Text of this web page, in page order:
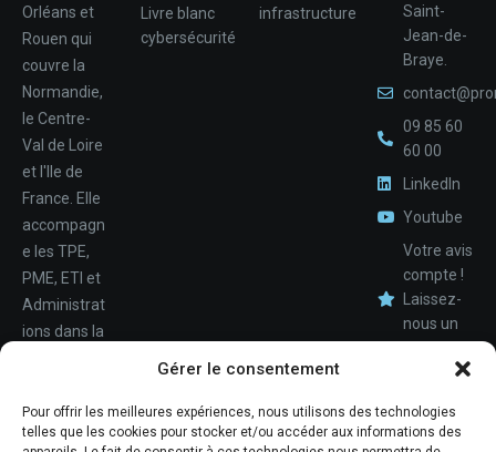
Gérer le consentement
Pour offrir les meilleures expériences, nous utilisons des technologies
telles que les cookies pour stocker et/ou accéder aux informations des
Téléphone
Orléans et
Rouen qui
couvre la
Normandie,
le Centre-
Val de Loire
et l'Ile de
France. Elle
accompagn
e les TPE,
PME, ETI et
Administrat
ions dans la
déploiemen
t et la
Livre blanc
cybersécurité
infrastructure
Saint-
Jean-de-
Braye.
09 85 60
60 00
LinkedIn
Youtube
Votre avis
compte !
Laissez-
nous un